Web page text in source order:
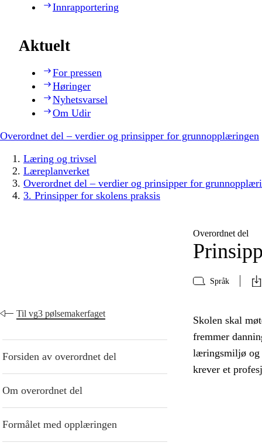
Innrapportering
Aktuelt
For pressen
Høringer
Nyhetsvarsel
Om Udir
Overordnet del – verdier og prinsipper for grunnopplæringen
Læring og trivsel
Læreplanverket
Overordnet del – verdier og prinsipper for
3. Prinsipper for skolens praksis
Overordnet del
Språk
Til vg3 pølsemakerfaget
Forsiden av overordnet del
Om overordnet del
Formålet med opplæringen
Skolen skal
fremmer
læringsmiljø og
krever et